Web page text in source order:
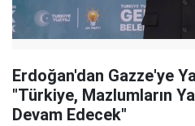
Erdoğan'dan Gazze'ye
"Türkiye, Mazlumların
Devam Edecek"